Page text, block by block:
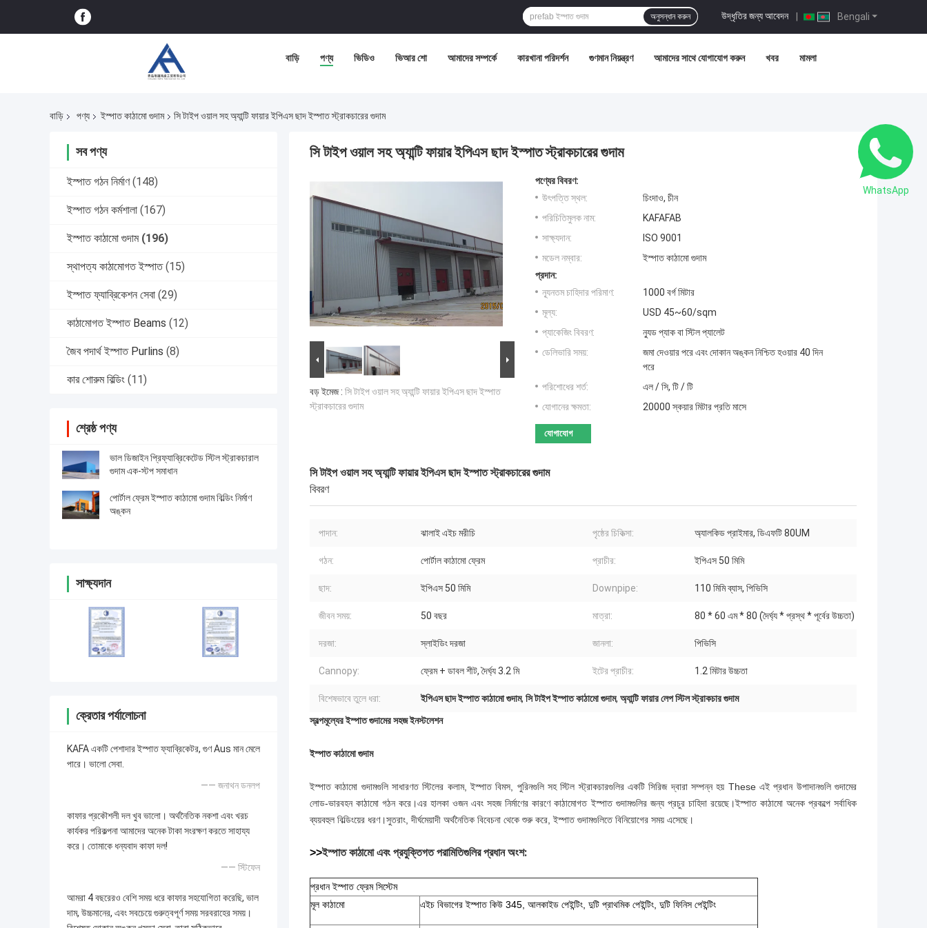
Bengali
উদ্ধৃতির জন্য আবেদন |
অনুসন্ধান করুন
বাড়ি পণ্য ভিডিও ভিআর শো আমাদের সম্পর্কে কারখানা পরিদর্শন গুণমান নিয়ন্ত্রণ আমাদের সাথে যোগাযোগ করুন খবর মামলা
বাড়ি পণ্য ইস্পাত কাঠামো গুদাম সি টাইপ ওয়াল সহ অ্যান্টি ফায়ার ইপিএস ছাদ ইস্পাত স্ট্রাকচারের গুদাম
সব পণ্য
ইস্পাত গঠন নির্মাণ (148)
ইস্পাত গঠন কর্মশালা (167)
ইস্পাত কাঠামো গুদাম (196)
স্থাপত্য কাঠামোগত ইস্পাত (15)
ইস্পাত ফ্যাব্রিকেশন সেবা (29)
কাঠামোগত ইস্পাত Beams (12)
জৈব পদার্থ ইস্পাত Purlins (8)
কার শোরুম বিল্ডিং (11)
শ্রেষ্ঠ পণ্য
ভাল ডিজাইন প্রিফ্যাব্রিকেটেড স্টিল স্ট্রাকচারাল
গুদাম এক-স্টপ সমাধান
পোর্টাল ফ্রেম ইস্পাত কাঠামো গুদাম বিল্ডিং নির্মাণ
অঙ্কন
সাক্ষ্যদান
ক্রেতার পর্যালোচনা
KAFA একটি পেশাদার ইস্পাত ফ্যাব্রিকেটর, গুণ Aus মান মেলে
পারে। ভালো সেবা.
—— জনাথন ডনলপ
কাফার প্রকৌশলী দল খুব ভালো। অর্থনৈতিক নকশা এবং খরচ
কার্যকর পরিকল্পনা আমাদের অনেক টাকা সংরক্ষণ করতে সাহায্য
করে। তোমাকে ধন্যবাদ কাফা দল!
—— স্টিফেন
আমরা 4 বছরেরও বেশি সময় ধরে কাফার সহযোগিতা করেছি, ভাল
দাম, উচ্চমানের, এবং সবচেয়ে গুরুত্বপূর্ণ সময় সরবরাহের সময়।
সি টাইপ ওয়াল সহ অ্যান্টি ফায়ার ইপিএস ছাদ ইস্পাত স্ট্রাকচারের গুদাম
বড় ইমেজ : সি টাইপ ওয়াল সহ অ্যান্টি ফায়ার ইপিএস ছাদ ইস্পাত
স্ট্রাকচারের গুদাম
পণ্যের বিবরণ:
উৎপত্তি স্থল:
চিংদাও, চীন
পরিচিতিমুলক নাম:
KAFAFAB
সাক্ষ্যদান:
ISO 9001
মডেল নম্বার:
ইস্পাত কাঠামো গুদাম
প্রদান:
ন্যূনতম চাহিদার পরিমাণ:
1000 বর্গ মিটার
মূল্য:
USD 45~60/sqm
প্যাকেজিং বিবরণ:
ন্যুড প্যাক বা স্টিল প্যালেট
ডেলিভারি সময়:
জমা দেওয়ার পরে এবং দোকান অঙ্কন নিশ্চিত হওয়ার 40 দিন
পরে
পরিশোধের শর্ত:
এল / সি, টি / টি
যোগানের ক্ষমতা:
20000 স্কয়ার মিটার প্রতি মাসে
যোগাযোগ
সি টাইপ ওয়াল সহ অ্যান্টি ফায়ার ইপিএস ছাদ ইস্পাত স্ট্রাকচারের গুদাম
বিবরণ
পাদান: ঝালাই এইচ মরীচি পৃষ্ঠের চিকিত্সা: অ্যালকিড প্রাইমার, ডিএফটি 80UM
গঠন: পোর্টাল কাঠামো ফ্রেম প্রাচীর: ইপিএস 50 মিমি
ছাদ: ইপিএস 50 মিমি Downpipe: 110 মিমি ব্যাস, পিভিসি
জীবন সময়: 50 বছর মাত্রা: 80 * 60 এম * 80 (দৈর্ঘ্য * প্রস্থ * পূর্বের উচ্চতা)
দরজা: স্লাইডিং দরজা জানলা: পিভিসি
Cannopy: ফ্রেম + ডাবল শীট, দৈর্ঘ্য 3.2 মি ইটের প্রাচীর: 1.2 মিটার উচ্চতা
বিশেষভাবে তুলে ধরা: ইপিএস ছাদ ইস্পাত কাঠামো গুদাম, সি টাইপ ইস্পাত কাঠামো গুদাম, অ্যান্টি ফায়ার লেপ স্টিল স্ট্রাকচার গুদাম
স্বল্পমূল্যের ইস্পাত গুদামের সহজ ইনস্টলেশন
ইস্পাত কাঠামো গুদাম
ইস্পাত কাঠামো গুদামগুলি সাধারণত স্টিলের কলাম, ইস্পাত বিমস, পুরিনগুলি সহ স্টিল স্ট্রাকচারগুলির একটি সিরিজ দ্বারা সম্পন্ন হয় These এই প্রধান উপাদানগুলি গুদামের
লোড-ভারবহন কাঠামো গঠন করে।এর হালকা ওজন এবং সহজ নির্মাণের কারণে কাঠামোগত ইস্পাত গুদামগুলির জন্য প্রচুর চাহিদা রয়েছে।ইস্পাত কাঠামো অনেক প্রকল্পে সর্বাধিক
ব্যয়বহুল বিল্ডিংয়ের ধরণ।সুতরাং, দীর্ঘমেয়াদী অর্থনৈতিক বিবেচনা থেকে শুরু করে, ইস্পাত গুদামগুলিতে বিনিয়োগের সময় এসেছে।
>>ইস্পাত কাঠামো এবং প্রযুক্তিগত পরামিতিগুলির প্রধান অংশ:
প্রধান ইস্পাত ফ্রেম সিস্টেম
মূল কাঠামো
এইচ বিভাগের ইস্পাত কিউ 345, আলকাইড পেইন্টিং, দুটি প্রাথমিক পেইন্টিং, দুটি ফিনিস পেইন্টিং
WhatsApp